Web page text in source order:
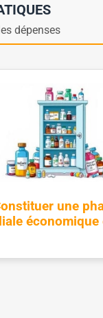
dépenses
une
économique